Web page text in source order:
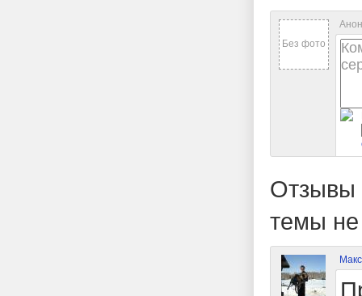
Без фото
Отзывы
темы